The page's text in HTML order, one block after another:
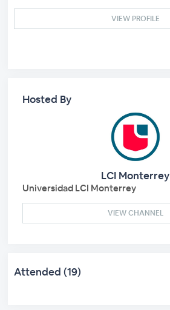
VIEW PROFILE
Hosted By
LCI Monterrey
Universidad LCI Monterrey
VIEW CHANNEL
Attended (19)